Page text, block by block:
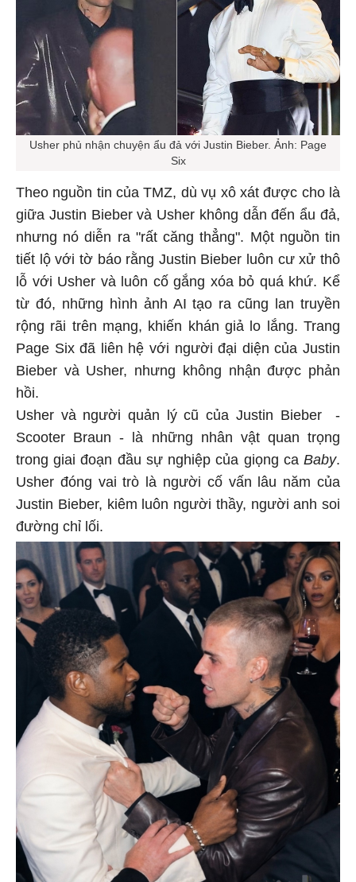
Usher phủ nhận chuyện ẩu đả với Justin Bieber. Ảnh: Page
Six
Theo nguồn tin của TMZ, dù vụ xô xát được cho là
giữa Justin Bieber và Usher không dẫn đến ẩu đả,
nhưng nó diễn ra "rất căng thẳng". Một nguồn tin
tiết lộ với tờ báo rằng Justin Bieber luôn cư xử thô
lỗ với Usher và luôn cố gắng xóa bỏ quá khứ. Kể
từ đó, những hình ảnh AI tạo ra cũng lan truyền
rộng rãi trên mạng, khiến khán giả lo lắng. Trang
Page Six đã liên hệ với người đại diện của Justin
Bieber và Usher, nhưng không nhận được phản
hồi.
Usher và người quản lý cũ của Justin Bieber -
Scooter Braun - là những nhân vật quan trọng
trong giai đoạn đầu sự nghiệp của giọng caBaby.
Usher đóng vai trò là người cố vấn lâu năm của
Justin Bieber, kiêm luôn người thầy, người anh soi
đường chỉ lối.